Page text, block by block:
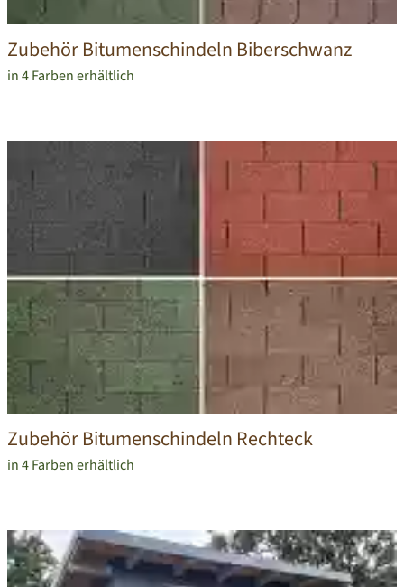
Zubehör Bitumenschindeln Biberschwanz
in 4 Farben erhältlich
Zubehör Bitumenschindeln Rechteck
in 4 Farben erhältlich